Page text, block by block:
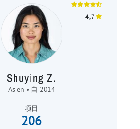
4,7
Shuying Z.
Asien • 自 2014
项目
206